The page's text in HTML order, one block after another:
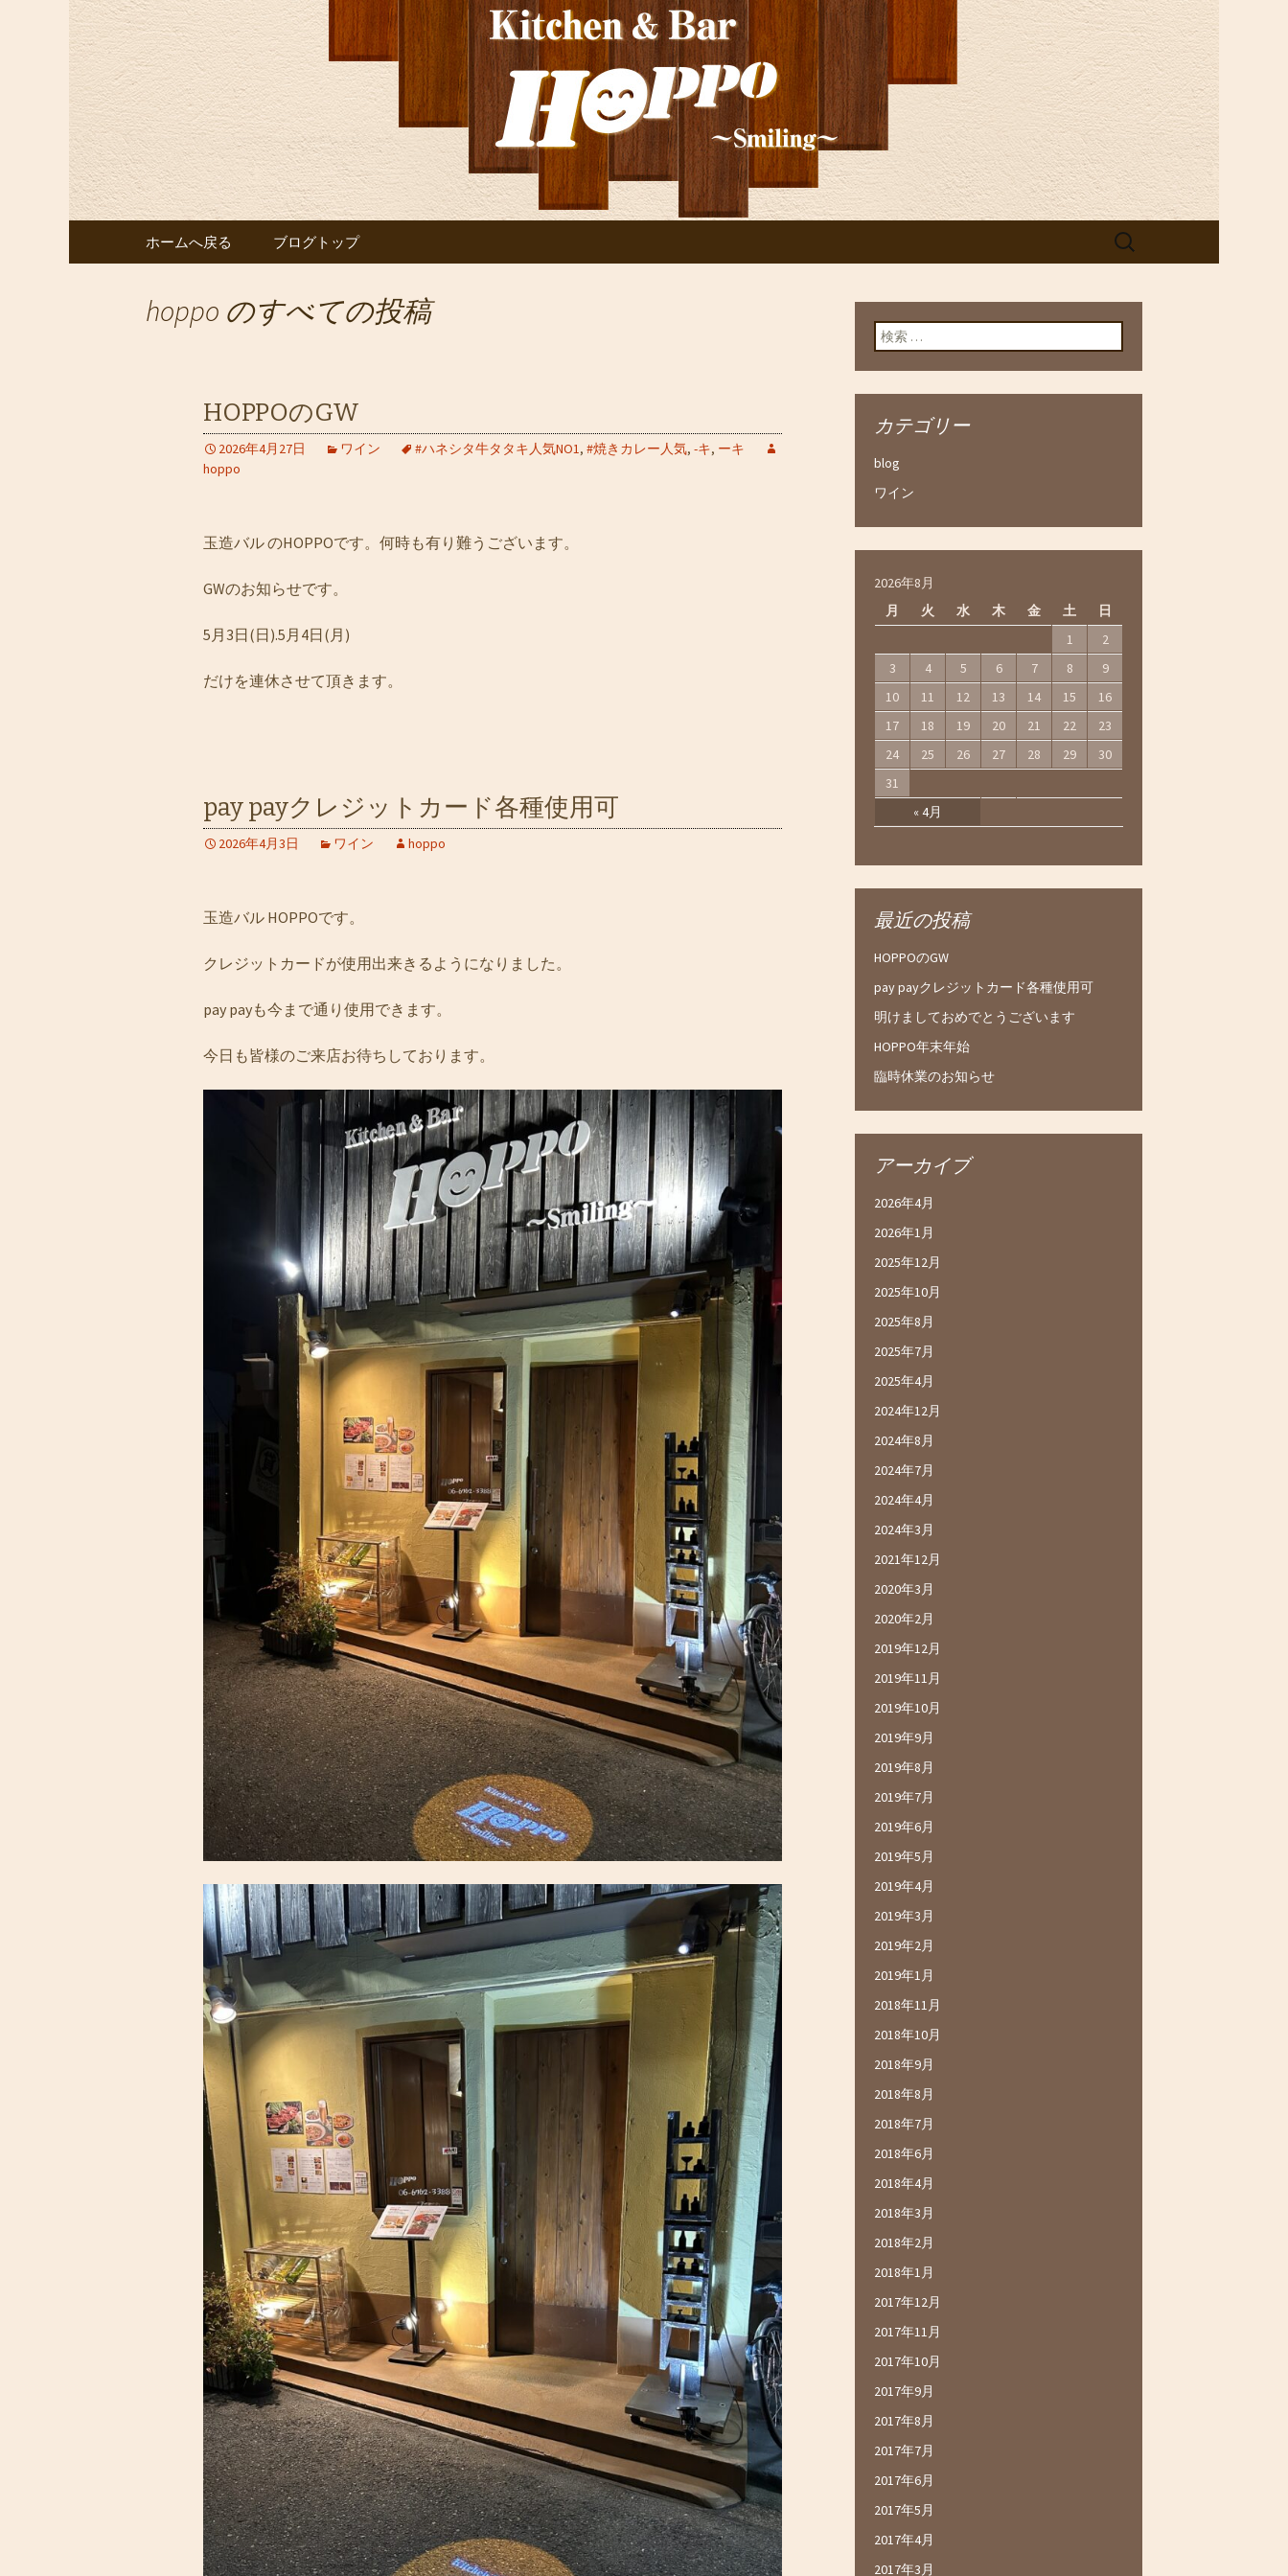
玉造の洋食居酒屋「HOPPO（ホッポ）」
の最新情報
新しいワインの情報を発信！ご宴会や貸切にもぴったり。深夜2時まで営業しているので、2軒目利用
としても。
コンテンツへ移動
ホームへ戻る ブログトップ
検
hoppo のすべての投稿
HOPPOのGW
2026年4月27日 ワイン #ハネシタ牛タタキ人気NO1, #焼きカレー人気, -キ, ーキ
hoppo
玉造バル のHOPPOです。何時も有り難うございます。
GWのお知らせです。
5月3日(日).5月4日(月)
だけを連休させて頂きます。
pay payクレジットカード各種使用可
2026年4月3日 ワイン hoppo
玉造バル HOPPOです。
クレジットカードが使用出来きるようになりました。
pay payも今まで通り使用できます。
今日も皆様のご来店お待ちしております。
検索:
カテゴリー
blog
ワイン
2026年8月
月
火 水 木 金 土 日
« 4月
1
2
3
4 5 6 7 8
9
10
11 12 13 14 15
16
17
18 19 20 21 22
23
24
25 26 27 28 29
30
31
最近の投稿
HOPPOのGW
pay payクレジットカード各種使用可
明けましておめでとうございます
HOPPO年末年始
臨時休業のお知らせ
アーカイブ
2026年4月
2026年1月
2025年12月
2025年10月
2025年8月
2025年7月
2025年4月
2024年12月
2024年8月
2024年7月
2024年4月
2024年3月
2021年12月
2020年3月
2020年2月
2019年12月
2019年11月
2019年10月
2019年9月
2019年8月
2019年7月
2019年6月
2019年5月
2019年4月
2019年3月
2019年2月
2019年1月
2018年11月
2018年10月
2018年9月
2018年8月
2018年7月
2018年6月
2018年4月
2018年3月
2018年2月
2018年1月
2017年12月
2017年11月
2017年10月
2017年9月
2017年8月
2017年7月
2017年6月
2017年5月
2017年4月
2017年3月